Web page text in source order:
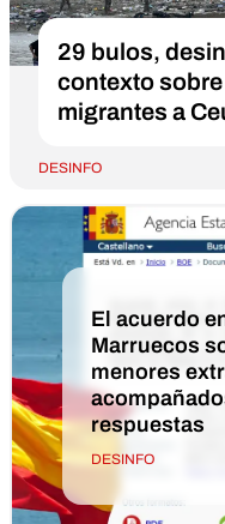
29 bulos,
contexto
migrantes a
DESINFO
El acuerdo
Marruecos
menores
respuestas
DESINFO